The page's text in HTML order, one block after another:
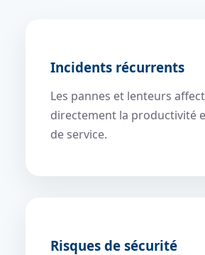
Incidents récurrents
Les pannes et lenteurs
directement la productivité
de service.
Risques de sécurité